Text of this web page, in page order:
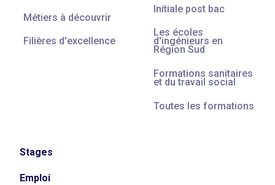
Métiers à découvrir
Filières d'excellence
Initiale post bac
Les écoles
d'ingénieurs en
Région Sud
Formations sanitaires
et du travail social
Toutes les formations
Stages
Emploi